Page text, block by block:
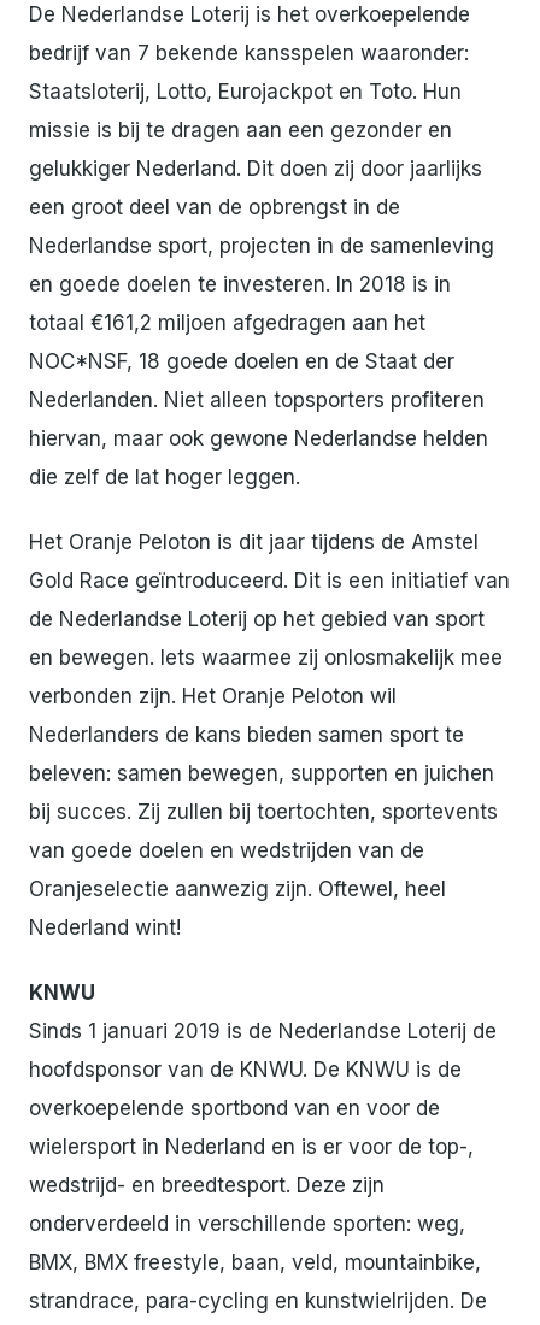
De Nederlandse Loterij is het overkoepelende
bedrijf van 7 bekende kansspelen waaronder:
Staatsloterij, Lotto, Eurojackpot en Toto. Hun
missie is bij te dragen aan een gezonder en
gelukkiger Nederland. Dit doen zij door jaarlijks
een groot deel van de opbrengst in de
Nederlandse sport, projecten in de samenleving
en goede doelen te investeren. In 2018 is in
totaal €161,2 miljoen afgedragen aan het
NOC*NSF, 18 goede doelen en de Staat der
Nederlanden. Niet alleen topsporters profiteren
hiervan, maar ook gewone Nederlandse helden
die zelf de lat hoger leggen.
Het Oranje Peloton is dit jaar tijdens de Amstel
Gold Race geïntroduceerd. Dit is een initiatief van
de Nederlandse Loterij op het gebied van sport
en bewegen. Iets waarmee zij onlosmakelijk mee
verbonden zijn. Het Oranje Peloton wil
Nederlanders de kans bieden samen sport te
beleven: samen bewegen, supporten en juichen
bij succes. Zij zullen bij toertochten, sportevents
van goede doelen en wedstrijden van de
Oranjeselectie aanwezig zijn. Oftewel, heel
Nederland wint!
KNWU
Sinds 1 januari 2019 is de Nederlandse Loterij de
hoofdsponsor van de KNWU. De KNWU is de
overkoepelende sportbond van en voor de
wielersport in Nederland en is er voor de top-,
wedstrijd- en breedtesport. Deze zijn
onderverdeeld in verschillende sporten: weg,
BMX, BMX freestyle, baan, veld, mountainbike,
strandrace, para-cycling en kunstwielrijden. De